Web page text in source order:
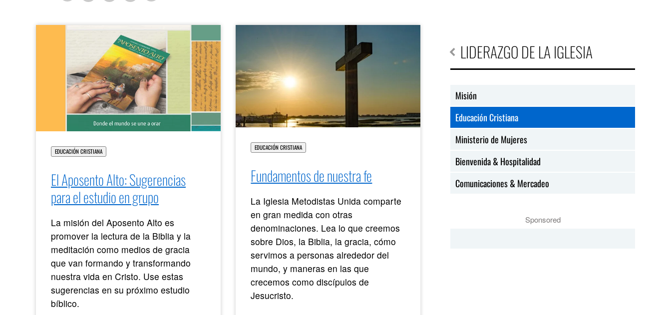
EDUCACIÓN CRISTIANA
El Aposento Alto: Sugerencias
para el estudio en grupo
La misión del Aposento Alto es
promover la lectura de la Biblia y la
meditación como medios de gracia
que van formando y transformando
nuestra vida en Cristo. Use estas
sugerencias en su próximo estudio
bíblico.
EDUCACIÓN CRISTIANA
Fundamentos de nuestra fe
La Iglesia Metodistas Unida comparte
en gran medida con otras
denominaciones. Lea lo que creemos
sobre Dios, la Biblia, la gracia, cómo
servimos a personas alrededor del
mundo, y maneras en las que
crecemos como discípulos de
Jesucristo.
LIDERAZGO DE LA IGLESIA
Misión
Educación Cristiana
Ministerio de Mujeres
Bienvenida & Hospitalidad
Comunicaciones & Mercadeo
Sponsored